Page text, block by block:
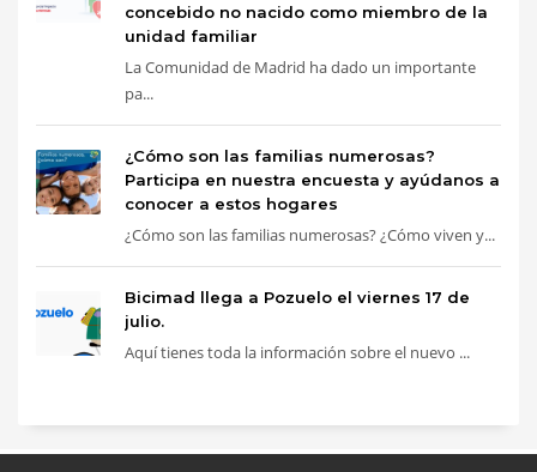
concebido no nacido como miembro de la
unidad familiar
La Comunidad de Madrid ha dado un importante
pa...
¿Cómo son las familias numerosas?
Participa en nuestra encuesta y ayúdanos a
conocer a estos hogares
¿Cómo son las familias numerosas? ¿Cómo viven y...
Bicimad llega a Pozuelo el viernes 17 de
julio.
Aquí tienes toda la información sobre el nuevo ...